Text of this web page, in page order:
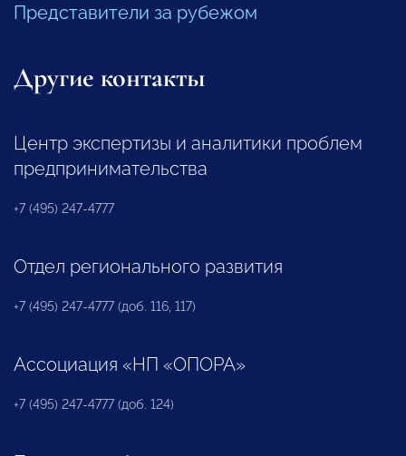
Представители за рубежом
Другие контакты
Центр экспертизы и аналитики проблем
предпринимательства
+7 (495) 247-4777
Отдел регионального развития
+7 (495) 247-4777 (доб. 116, 117)
Ассоциация «НП «ОПОРА»
+7 (495) 247-4777 (доб. 124)